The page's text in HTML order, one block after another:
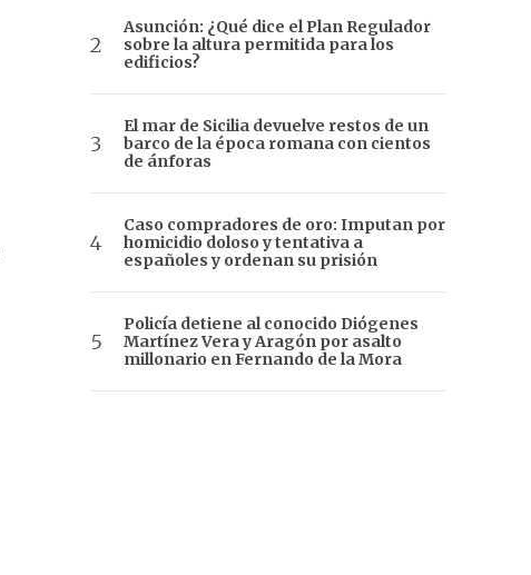
Asunción: ¿Qué dice el Plan Regulador
sobre la altura permitida para los
edificios?
El mar de Sicilia devuelve restos de un
barco de la época romana con cientos
de ánforas
Caso compradores de oro: Imputan por
homicidio doloso y tentativa a
españoles y ordenan su prisión
Policía detiene al conocido Diógenes
Martínez Vera y Aragón por asalto
millonario en Fernando de la Mora